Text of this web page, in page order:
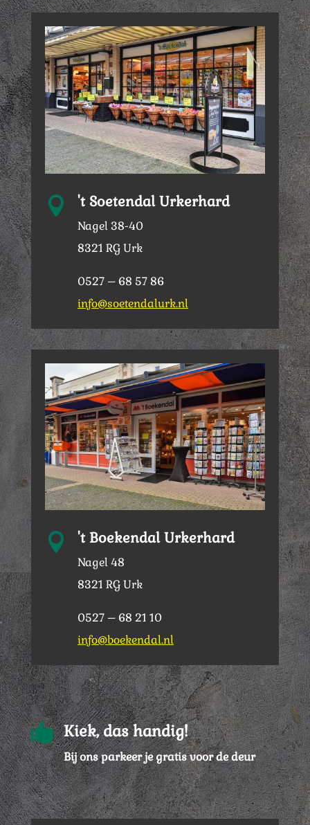
 't Soetendal Urkerhard
Nagel 38-40
8321 RG Urk
0527 – 68 57 86
info@soetendalurk.nl
 't Boekendal Urkerhard
Nagel 48
8321 RG Urk
0527 – 68 21 10
info@boekendal.nl
 Kiek, das handig!
Bij ons parkeer je gratis voor de deur